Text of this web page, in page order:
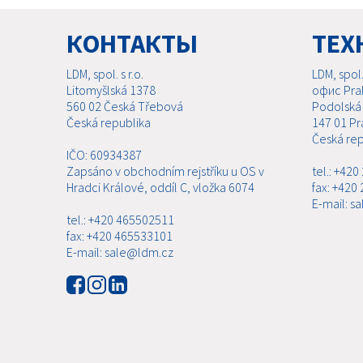
КОНТАКТЫ
LDM, spol. s r.o.
Litomyšlská 1378
560 02 Česká Třebová
Česká republika
IČO: 60934387
Zapsáno v obchodním rejstříku u OS v
Hradci Králové, oddíl C, vložka 6074
tel.: +420 465502511
fax: +420 465533101
E-mail: sale@ldm.cz
LDM,
офис
147 01
Česká
tel.:
fax: +420
E-mail: